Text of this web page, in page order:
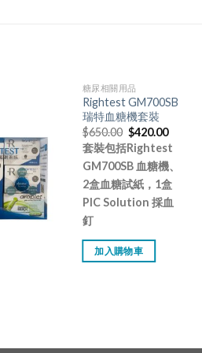
糖尿相關用品
Rightest GM700SB
瑞特血糖機套裝
$650.00 $420.00
套裝包括Rightest
GM700SB 血糖機、
2盒血糖試紙，1盒
PIC Solution 採血
釘
加入購物車